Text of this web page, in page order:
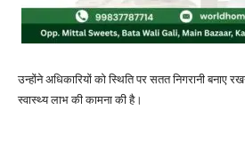
उन्होंने अधिकारियों को स्थिति पर सतत निगरानी बनाए
स्वास्थ्य लाभ की कामना की है।